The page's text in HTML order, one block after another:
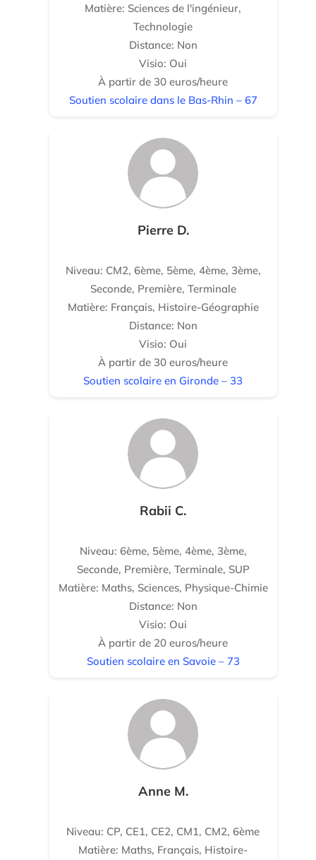
Matière: Sciences de l'ingénieur,
Technologie
Distance: Non
Visio: Oui
À partir de 30 euros/heure
Soutien scolaire dans le Bas-Rhin – 67
Pierre D.
Niveau: CM2, 6ème, 5ème, 4ème, 3ème,
Seconde, Première, Terminale
Matière: Français, Histoire-Géographie
Distance: Non
Visio: Oui
À partir de 30 euros/heure
Soutien scolaire en Gironde – 33
Rabii C.
Niveau: 6ème, 5ème, 4ème, 3ème,
Seconde, Première, Terminale, SUP
Matière: Maths, Sciences, Physique-Chimie
Distance: Non
Visio: Oui
À partir de 20 euros/heure
Soutien scolaire en Savoie – 73
Anne M.
Niveau: CP, CE1, CE2, CM1, CM2, 6ème
Matière: Maths, Français, Histoire-